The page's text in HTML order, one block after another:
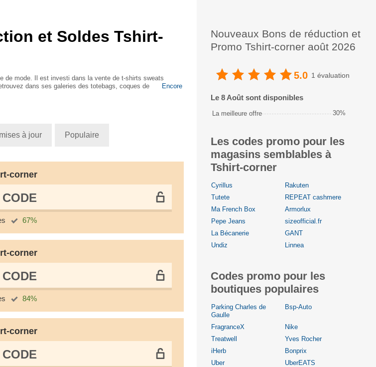
et Soldes Tshirt-
de mode. Il est investi dans la vente de t-shirts sweats
dans ses galeries des totebags, coques de
Encore
à jour Populaire
corner
СODE
67%
corner
СODE
84%
corner
СODE
Nouveaux Bons de réduction et
Promo Tshirt-corner août 2026
5.0 1 évaluation
Le 8 Août sont disponibles
La meilleure offre 30%
Les codes promo pour les
magasins semblables à
Tshirt-corner
Cyrillus
Rakuten
Tutete
REPEAT cashmere
Ma French Box
Armorlux
Pepe Jeans
sizeofficial.fr
La Bécanerie
GANT
Undiz
Linnea
Codes promo pour les
boutiques populaires
Parking Charles de
Gaulle
Bsp-Auto
FragranceX
Nike
Treatwell
Yves Rocher
iHerb
Bonprix
Uber
UberEATS